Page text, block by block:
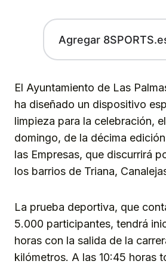
Agregar
El Ayuntamiento de Las
ha diseñado un dispositivo
limpieza para la celebración,
domingo, de la décima
las Empresas, que discurrirá
los barrios de Triana,
La prueba deportiva, que
5.000 participantes, tendrá
horas con la salida de la
kilómetros. A las 10:45 horas